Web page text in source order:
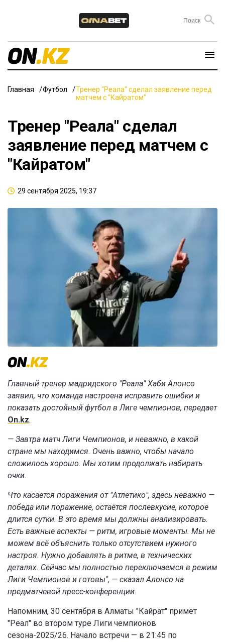
Главная Футбол
Тренер "Реала" сделал заявление перед
матчем с "Кайратом"
Тренер "Реала" сделал
заявление перед матчем с
"Кайратом"
29 сентября 2025, 19:37
Главный тренер мадридского "Реала" Хаби Алонсо
заявил, что команда настроена исправить ошибки и
показать достойный футбол в Лиге чемпионов, передает
On.kz.
— Завтра матч Лиги Чемпионов, и неважно, в какой
стране мы находимся. Очень важно, чтобы начало
сложилось хорошо. Мы хотим продолжать набирать
очки.
Что касается поражения от "Атлетико", здесь неважно —
победа или поражение, остаётся послевкусие, которое
длится сутки. В это время мы должны анализировать.
Есть важные аспекты — ритм, игровые моменты. Мы не
можем всё объяснить только отсутствием нужного
настроя. Нужно добавлять в ритме, в технических
деталях. Сейчас мы полностью переключаемся в режим
Лиги Чемпионов и готовы", — сказал Алонсо на
предматчевой пресс-конференции.
Напомним, 30 сентября в Алматы "Кайрат" примет
"Реал" во втором туре Лиги чемпионов
сезона-2025/26. Начало встречи — в 21:45 по